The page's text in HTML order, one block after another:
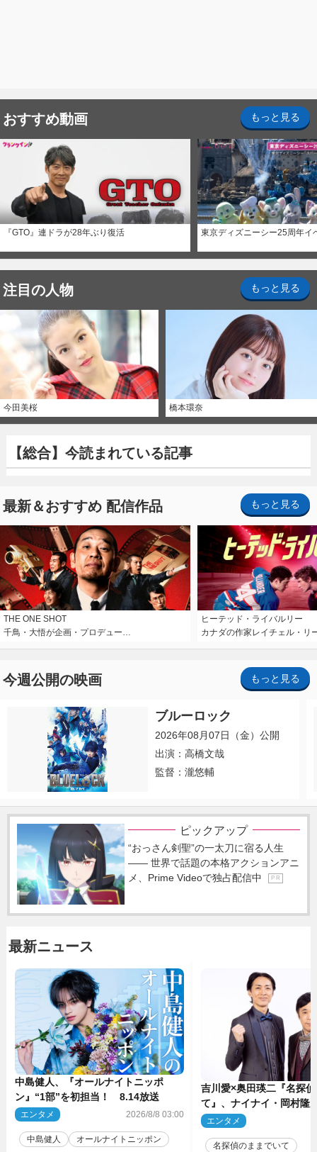
おすすめ動画 もっと見る
『GTO』連ドラが28年ぶり復活 東京ディズニーシー25周年イ
注目の人物 もっと見る
今田美桜 橋本環奈
【総合】今読まれている記事
最新＆おすすめ 配信作品 もっと見る
THE ONE SHOT
千鳥・大悟が企画・プロデュー…
ヒーテッド・ライバルリー
カナダの作家レイチェル・リ
今週公開の映画 もっと見る
ブルーロック
2026年08月07日（金）公開
出演：高橋文哉
監督：瀧悠輔
ピックアップ
“おっさん剣聖”の一太刀に宿る人生
―― 世界で話題の本格アクションアニ
メ、Prime Videoで独占配信中
P R
最新ニュース
中島健人、『オールナイトニッポ
ン』“1部”を初担当！ 8.14放送
エンタメ 2026/8/8 03:00
中島健人 オールナイトニッポン
吉川愛×奥田瑛二『名探
て』、ナイナイ・岡村隆
のゲスト出演が決定！
エンタメ
名探偵のままでいて